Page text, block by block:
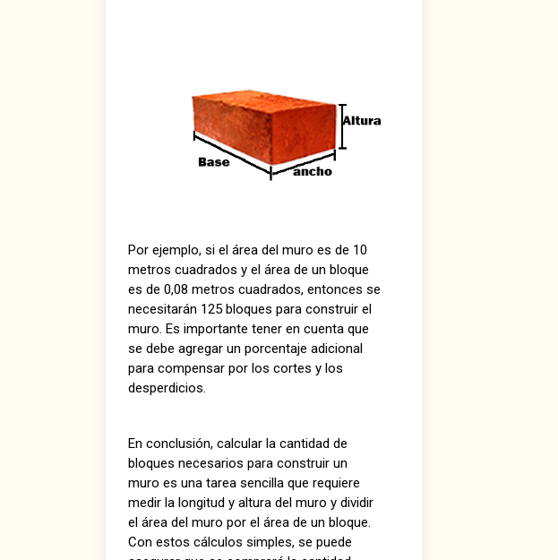
Por ejemplo, si el área del muro es de 10
metros cuadrados y el área de un bloque
es de 0,08 metros cuadrados, entonces se
necesitarán 125 bloques para construir el
muro. Es importante tener en cuenta que
se debe agregar un porcentaje adicional
para compensar por los cortes y los
desperdicios.
En conclusión, calcular la cantidad de
bloques necesarios para construir un
muro es una tarea sencilla que requiere
medir la longitud y altura del muro y dividir
el área del muro por el área de un bloque.
Con estos cálculos simples, se puede